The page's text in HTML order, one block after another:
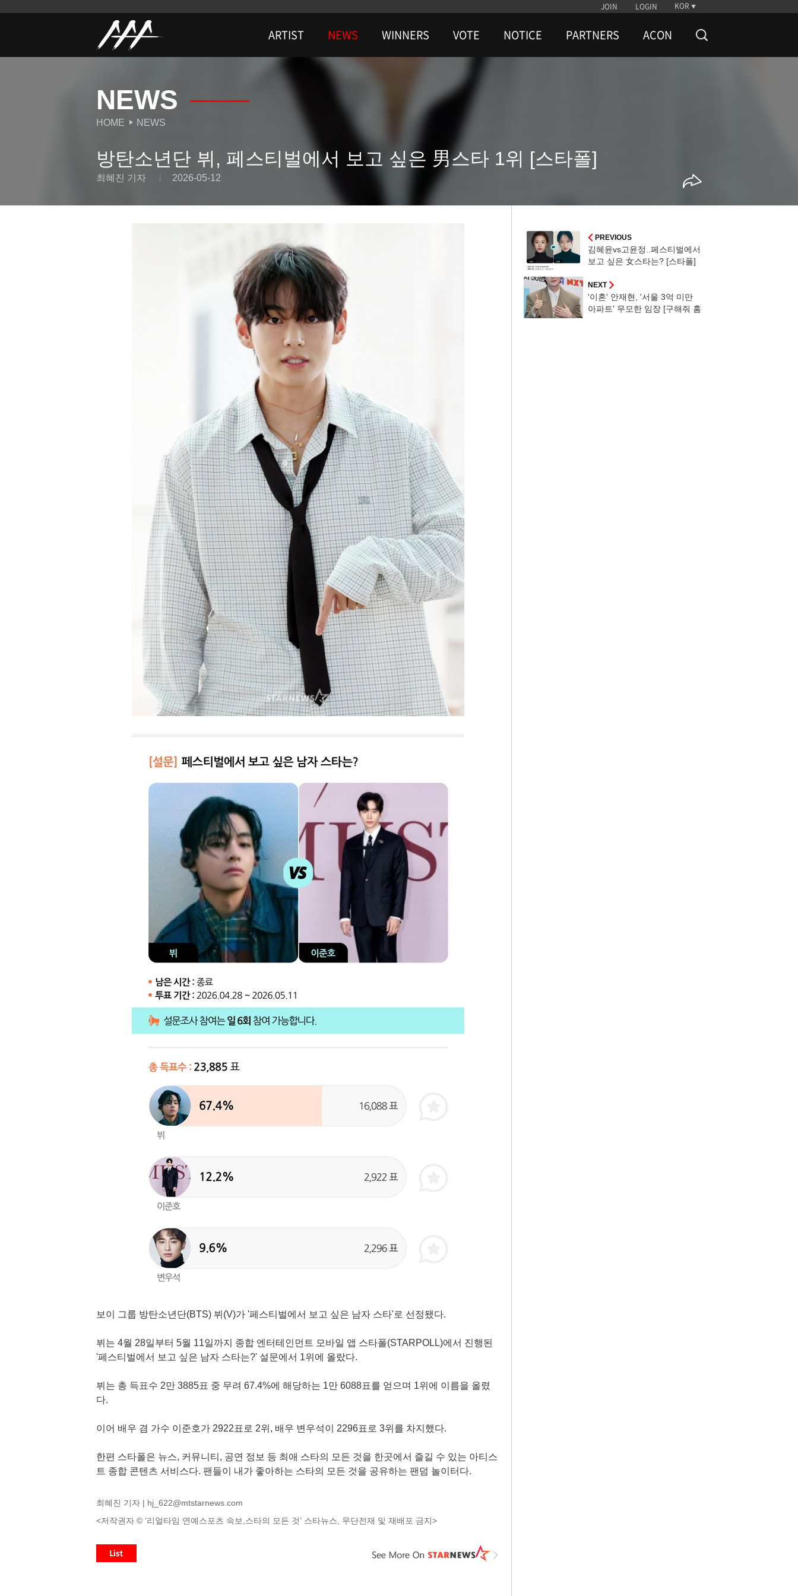
JOIN LOGIN KOR
ARTIST NEWS WINNERS VOTE NOTICE PARTNERS ACON
NEWS
HOME NEWS
방탄소년단 뷔, 페스티벌에서 보고 싶은 男스타 1위 [스타폴]
최혜진 기자 2026-05-12
보이 그룹 방탄소년단(BTS) 뷔(V)가 '페스티벌에서 보고 싶은 남자 스타'로 선정됐다.
뷔는 4월 28일부터 5월 11일까지 종합 엔터테인먼트 모바일 앱 스타폴(STARPOLL)에서 진행된
'페스티벌에서 보고 싶은 남자 스타는?' 설문에서 1위에 올랐다.
뷔는 총 득표수 2만 3885표 중 무려 67.4%에 해당하는 1만 6088표를 얻으며 1위에 이름을 올렸
다.
이어 배우 겸 가수 이준호가 2922표로 2위, 배우 변우석이 2296표로 3위를 차지했다.
한편 스타폴은 뉴스, 커뮤니티, 공연 정보 등 최애 스타의 모든 것을 한곳에서 즐길 수 있는 아티스
트 종합 콘텐츠 서비스다. 팬들이 내가 좋아하는 스타의 모든 것을 공유하는 팬덤 놀이터다.
최혜진 기자 | hj_622@mtstarnews.com
<저작권자 © ‘리얼타임 연예스포츠 속보,스타의 모든 것’ 스타뉴스, 무단전재 및 재배포 금지>
PREVIOUS
김혜윤vs고윤정..페스티벌에서
보고 싶은 女스타는? [스타폴]
NEXT
'이혼' 안재현, '서울 3억 미만
아파트' 무모한 임장 [구해줘 홈